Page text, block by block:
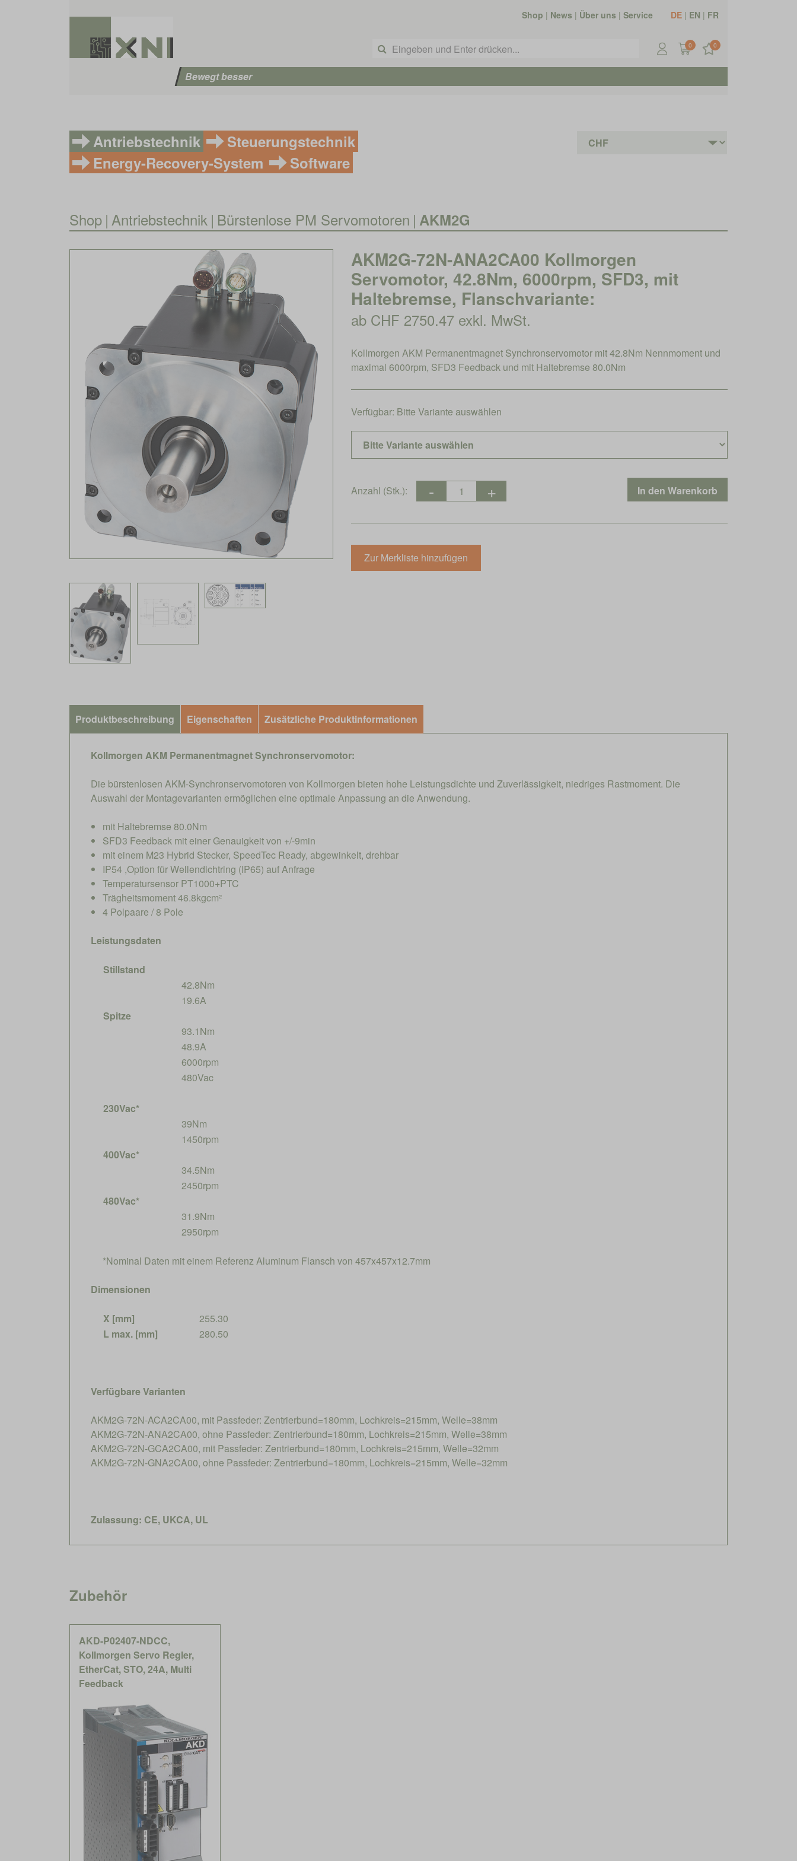
Shop | News | Über uns | Service DE | EN | FR
0 0
Bewegt besser
Antriebstechnik
Steuerungstechnik
Energy-Recovery-System
Software
Shop | Antriebstechnik | Bürstenlose PM Servomotoren | AKM2G
AKM2G-72N-ANA2CA00 Kollmorgen
Servomotor, 42.8Nm, 6000rpm, SFD3, mit
Haltebremse, Flanschvariante:
ab CHF 2750.47 exkl. MwSt.
Kollmorgen AKM Permanentmagnet Synchronservomotor mit 42.8Nm Nennmoment und
maximal 6000rpm, SFD3 Feedback und mit Haltebremse 80.0Nm
Verfügbar: Bitte Variante auswählen
Anzahl (Stk.):
Produktbeschreibung Eigenschaften Zusätzliche Produktinformationen
Kollmorgen AKM Permanentmagnet Synchronservomotor:
Die bürstenlosen AKM-Synchronservomotoren von Kollmorgen bieten hohe Leistungsdichte und Zuverlässigkeit, niedriges Rastmoment. Die
Auswahl der Montagevarianten ermöglichen eine optimale Anpassung an die Anwendung.
mit Haltebremse 80.0Nm
SFD3 Feedback mit einer Genauigkeit von +/-9min
mit einem M23 Hybrid Stecker, SpeedTec Ready, abgewinkelt, drehbar
IP54 ,Option für Wellendichtring (IP65) auf Anfrage
Temperatursensor PT1000+PTC
Trägheitsmoment 46.8kgcm²
4 Polpaare / 8 Pole
Leistungsdaten
Stillstand
42.8Nm
19.6A
Spitze
93.1Nm
48.9A
6000rpm
480Vac
230Vac*
39Nm
1450rpm
400Vac*
34.5Nm
2450rpm
480Vac*
31.9Nm
2950rpm
*Nominal Daten mit einem Referenz Aluminum Flansch von 457x457x12.7mm
Dimensionen
X [mm]
255.30
L max. [mm]
280.50
Verfügbare Varianten
AKM2G-72N-ACA2CA00, mit Passfeder: Zentrierbund=180mm, Lochkreis=215mm, Welle=38mm
AKM2G-72N-ANA2CA00, ohne Passfeder: Zentrierbund=180mm, Lochkreis=215mm, Welle=38mm
AKM2G-72N-GCA2CA00, mit Passfeder: Zentrierbund=180mm, Lochkreis=215mm, Welle=32mm
AKM2G-72N-GNA2CA00, ohne Passfeder: Zentrierbund=180mm, Lochkreis=215mm, Welle=32mm
Zulassung: CE, UKCA, UL
Zubehör
AKD-P02407-NDCC,
Kollmorgen Servo Regler,
EtherCat, STO, 24A, Multi
Feedback